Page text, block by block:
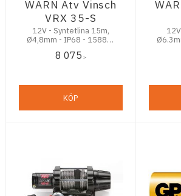
WARN Atv Vinsch
VRX 35-S
12V - Syntetlina 15m,
Ø4,8mm - IP68 - 1588kg
8 075 :-
KÖP